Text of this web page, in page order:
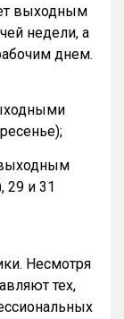
выходным
недели, а
днем.
29 и 31
Несмотря
тех,